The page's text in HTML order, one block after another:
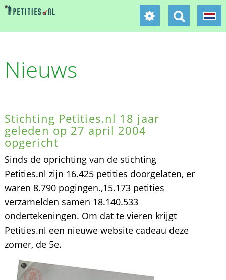
Nieuws
Stichting Petities.nl 18 jaar
geleden op 27 april 2004
opgericht
Sinds de oprichting van de stichting
Petities.nl zijn 16.425 petities doorgelaten, er
waren 8.790 pogingen.,15.173 petities
verzamelden samen 18.140.533
ondertekeningen. Om dat te vieren krijgt
Petities.nl een nieuwe website cadeau deze
zomer, de 5e.